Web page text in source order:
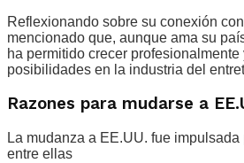
Reflexionando sobre su conexión
mencionado que, aunque ama su
ha permitido crecer
posibilidades en la industria del
Razones para mudarse a
La mudanza a EE.UU. fue
entre ellas